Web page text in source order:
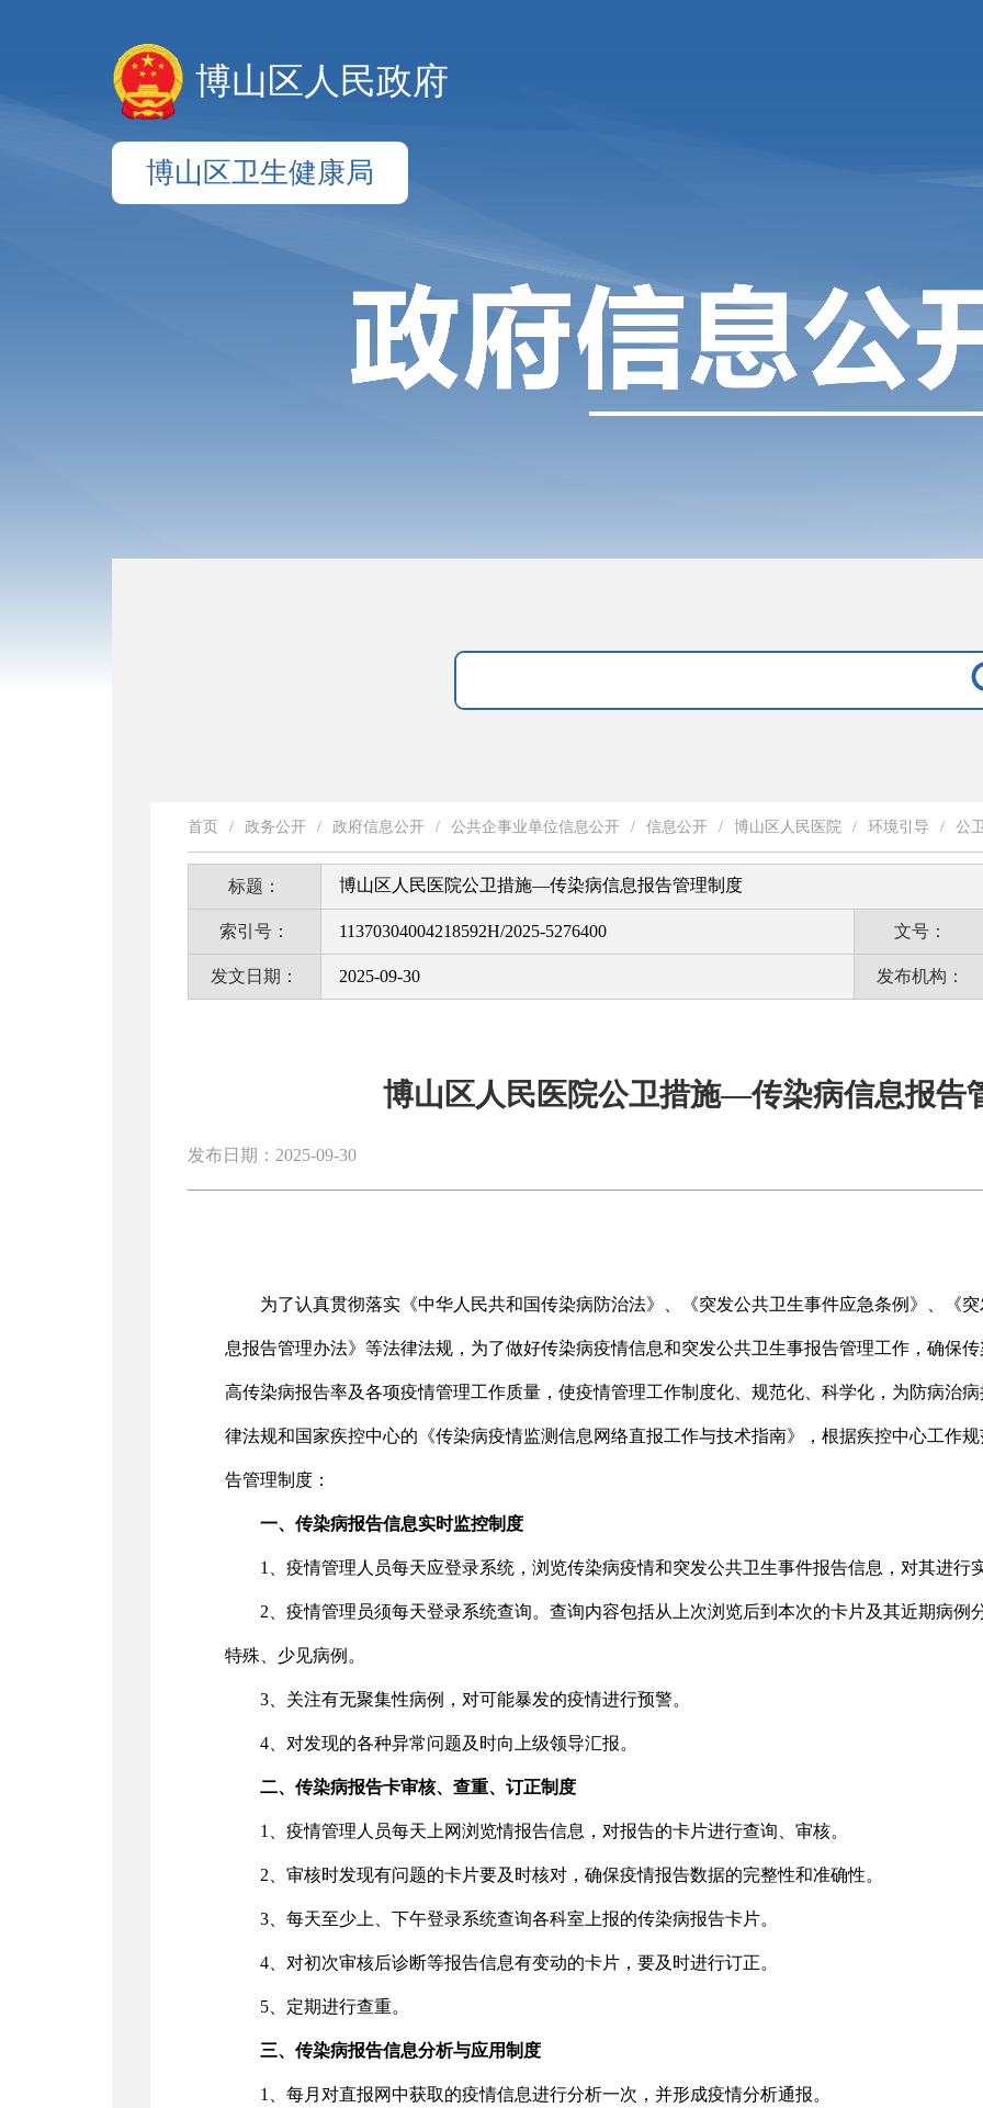
博山区人民政府
博山区卫生健康局
首页 / 政务公开 / 政府信息公开 / 公共企事业单位信息公开 / 信息公开 / ​博山区人民医院 / 环境引导 / 公
标题： 博山区人民医院公卫措施—传染病信息报告管理制度
索引号： 11370304004218592H/2025-5276400 文号：
发文日期： 2025-09-30 发布机构：
博山区人民医院公卫措施—传染病信息报告
发布日期：2025-09-30
为了认真贯彻落实《中华人民共和国传染病防治法》、《突发公共卫生事件应急条例》、《
息报告管理办法》等法律法规，为了做好传染病疫情信息和突发公共卫生事报告管理工作，确保
高传染病报告率及各项疫情管理工作质量，使疫情管理工作制度化、规范化、科学化，为防病治
律法规和国家疾控中心的《传染病疫情监测信息网络直报工作与技术指南》，根据疾控中心工作
告管理制度：
一、传染病报告信息实时监控制度
1、疫情管理人员每天应登录系统，浏览传染病疫情和突发公共卫生事件报告信息，对其进行
2、疫情管理员须每天登录系统查询。查询内容包括从上次浏览后到本次的卡片及其近期病例
特殊、少见病例。
3、关注有无聚集性病例，对可能暴发的疫情进行预警。
4、对发现的各种异常问题及时向上级领导汇报。
二、传染病报告卡审核、查重、订正制度
1、疫情管理人员每天上网浏览情报告信息，对报告的卡片进行查询、审核。
2、审核时发现有问题的卡片要及时核对，确保疫情报告数据的完整性和准确性。
3、每天至少上、下午登录系统查询各科室上报的传染病报告卡片。
4、对初次审核后诊断等报告信息有变动的卡片，要及时进行订正。
5、定期进行查重。
三、传染病报告信息分析与应用制度
1、每月对直报网中获取的疫情信息进行分析一次，并形成疫情分析通报。